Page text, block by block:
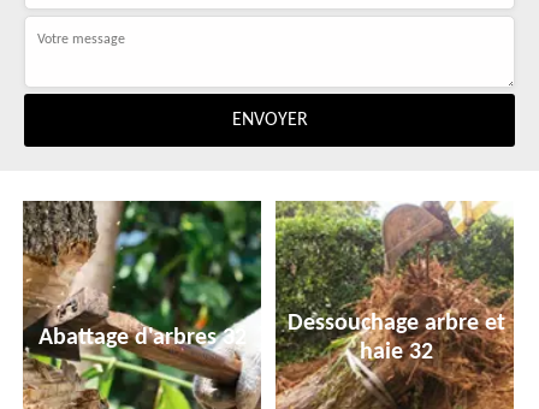
Abattage d'arbres 32
Dessouchage arbre et
haie 32